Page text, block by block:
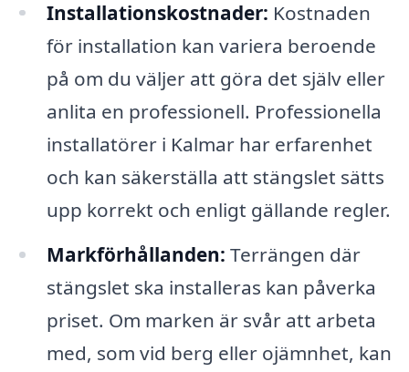
Installationskostnader: Kostnaden
för installation kan variera beroende
på om du väljer att göra det själv eller
anlita en professionell. Professionella
installatörer i Kalmar har erfarenhet
och kan säkerställa att stängslet sätts
upp korrekt och enligt gällande regler.
Markförhållanden: Terrängen där
stängslet ska installeras kan påverka
priset. Om marken är svår att arbeta
med, som vid berg eller ojämnhet, kan